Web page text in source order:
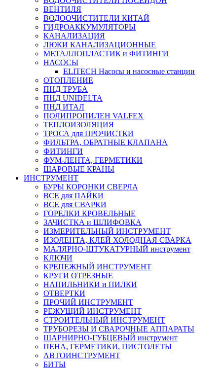
ВЕНТИЛЯ
ВОДООЧИСТИТЕЛИ КИТАЙ
ГИДРОАККУМУЛЯТОРЫ
КАНАЛИЗАЦИЯ
ЛЮКИ КАНАЛИЗАЦИОННЫЕ
МЕТАЛЛОПЛАСТИК и ФИТИНГИ
НАСОСЫ
ELITECH Насосы и насосные станции
ОТОПЛЕНИЕ
ПНД ТРУБА
ПНД UNIDELTA
ПНД ИТАЛ
ПОЛИПРОПИЛЕН VALFEX
ТЕПЛОИЗОЛЯЦИЯ
ТРОСА для ПРОЧИСТКИ
ФИЛЬТРА, ОБРАТНЫЕ КЛАПАНА
ФИТИНГИ
ФУМ-ЛЕНТА, ГЕРМЕТИКИ
ШАРОВЫЕ КРАНЫ
ИНСТРУМЕНТ
БУРЫ КОРОНКИ СВЕРЛА
ВСЕ для ПАЙКИ
ВСЕ для СВАРКИ
ГОРЕЛКИ КРОВЕЛЬНЫЕ
ЗАЧИСТКА и ШЛИФОВКА
ИЗМЕРИТЕЛЬНЫЙ ИНСТРУМЕНТ
ИЗОЛЕНТА, КЛЕЙ ХОЛОДНАЯ СВАРКА
МАЛЯРНО-ШТУКАТУРНЫЙ инструмент
КЛЮЧИ
КРЕПЕЖНЫЙ ИНСТРУМЕНТ
КРУГИ ОТРЕЗНЫЕ
НАПИЛЬНИКИ и ПИЛКИ
ОТВЕРТКИ
ПРОЧИЙ ИНСТРУМЕНТ
РЕЖУЩИЙ ИНСТРУМЕНТ
СТРОИТЕЛЬНЫЙ ИНСТРУМЕНТ
ТРУБОРЕЗЫ И СВАРОЧНЫЕ АППАРАТЫ
ШАРНИРНО-ГУБЦЕВЫЙ инструмент
ПЕНА, ГЕРМЕТИКИ, ПИСТОЛЕТЫ
АВТОИНСТРУМЕНТ
БИТЫ